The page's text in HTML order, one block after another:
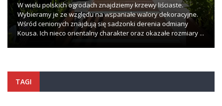
W wielu polskich ogrodach znajdziemy krzewy liściaste.
Wybieramy je ze względu na wspaniałe walory dekoracyjne.
Wśród cenionych znajdują się sadzonki derenia odmiany
Kousa. Ich nieco orientalny charakter oraz okazałe rozmiary ...
TAGI